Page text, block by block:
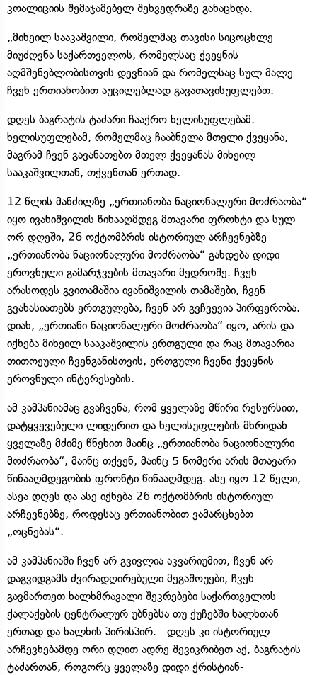
კოალიციის შემაჯამებელ შეხვედრაზე განაცხდა.
„მიხეილ სააკაშვილი, რომელმაც თავისი სიცოცხლე
მიუძღვნა საქართველოს, რომელსაც ქვეყნის
აღმშენებლობისთვის დევნიან და რომელსაც სულ მალე
ჩვენ ერთიანობით აუცილებლად გავათავისუფლებთ.
დღეს ბაგრატის ტაძარი ჩააქრო ხელისუფლებამ.
ხელისუფლებამ, რომელმაც ჩააბნელა მთელი ქვეყანა,
მაგრამ ჩვენ გავანათებთ მთელ ქვეყანას მიხეილ
სააკაშვილთან, თქვენთან ერთად.
12 წლის მანძილზე „ერთიანობა ნაციონალური მოძრაობა“
იყო ივანიშვილის წინააღმდეგ მთავარი ფრონტი და სულ
ორ დღეში, 26 ოქტომბრის ისტორიულ არჩევნებზე
„ერთიანობა ნაციონალური მოძრაობა“ გახდება დიდი
ეროვნული გამარჯვების მთავარი მედროშე. ჩვენ
არასოდეს გვითამაშია ივანიშვილის თამაშები, ჩვენ
გვახასიათებს ერთგულება, ჩვენ არ გვჩვევია პირფერობა.
დიახ, „ერთიანი ნაციონალური მოძრაობა“ იყო, არის და
იქნება მიხეილ სააკაშვილის ერთგული და რაც მთავარია
თითოეული ჩვენგანისთვის, ერთგული ჩვენი ქვეყნის
ეროვნული ინტერესების.
ამ კამპანიამაც გვაჩვენა, რომ ყველაზე მწირი რესურსით,
დატყვევებული ლიდერით და ხელისუფლების მხრიდან
ყველაზე მძიმე წნეხით მაინც „ერთიანობა ნაციონალური
მოძრაობა“, მაინც თქვენ, მაინც 5 ნომერი არის მთავარი
წინააღმდეგობის ფრონტი წინააღმდეგ. ასე იყო 12 წელი,
ასეა დღეს და ასე იქნება 26 ოქტომბრის ისტორიულ
არჩევნებზე, როდესაც ერთიანობით ვამარცხებთ
„ოცნებას“.
ამ კამპანიაში ჩვენ არ გვივლია აკვარიუმით, ჩვენ არ
დაგვიდგამს ძვირადღირებული მეგაშოუები, ჩვენ
გავმართეთ ხალხმრავალი შეკრებები საქართველოს
ქალაქების ცენტრალურ უბნებსა თუ ქუჩებში ხალხთან
ერთად და ხალხის პირისპირ. დღეს კი ისტორიულ
არჩევნებამდე ორი დღით ადრე შევიკრიბეთ აქ, ბაგრატის
ტაძართან, როგორც ყველაზე დიდი ქრისტიან-